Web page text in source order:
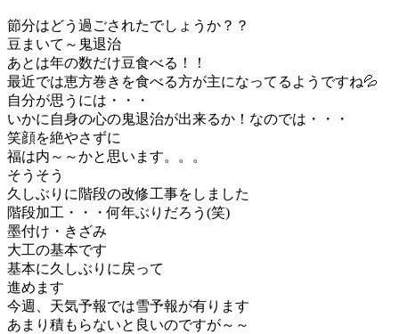
節分はどう過ごされたでしょうか？？
豆まいて～鬼退治
あとは年の数だけ豆食べる！！
最近では恵方巻きを食べる方が主になってるようですね💦
自分が思うには・・・
いかに自身の心の鬼退治が出来るか！なのでは・・・
笑顔を絶やさずに
福は内～～かと思います。。。
そうそう
久しぶりに階段の改修工事をしました
階段加工・・・何年ぶりだろう(笑)
墨付け・きざみ
大工の基本です
基本に久しぶりに戻って
進めます
今週、天気予報では雪予報が有ります
あまり積もらないと良いのですが～～